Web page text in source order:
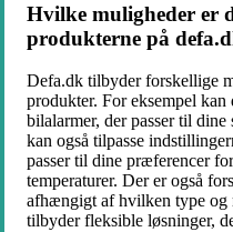
Hvilke muligheder er
produkterne på
Defa.dk tilbyder forskellige
produkter. For eksempel
bilalarmer, der passer til
kan også tilpasse
passer til dine præferencer
temperaturer. Der er også
afhængigt af hvilken type
tilbyder fleksible løsninger,